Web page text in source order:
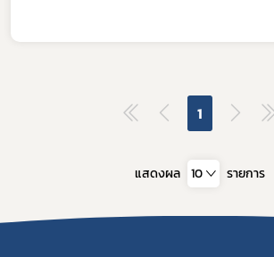
1
แสดงผล 10 รายการ